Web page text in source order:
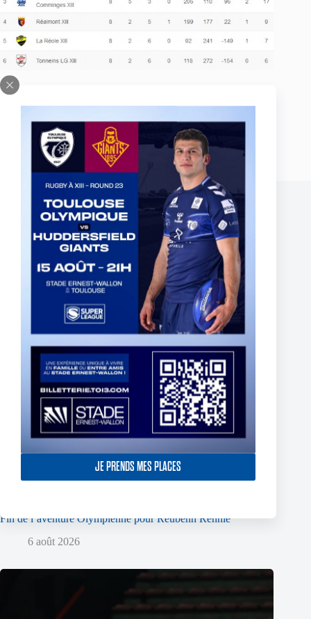
JE PRENDS MES PLACES
PRÉCÉDENT SUIVANT
Publications similaires
Fin de l’aventure Olympienne pour Reubenn Rennie
6 août 2026